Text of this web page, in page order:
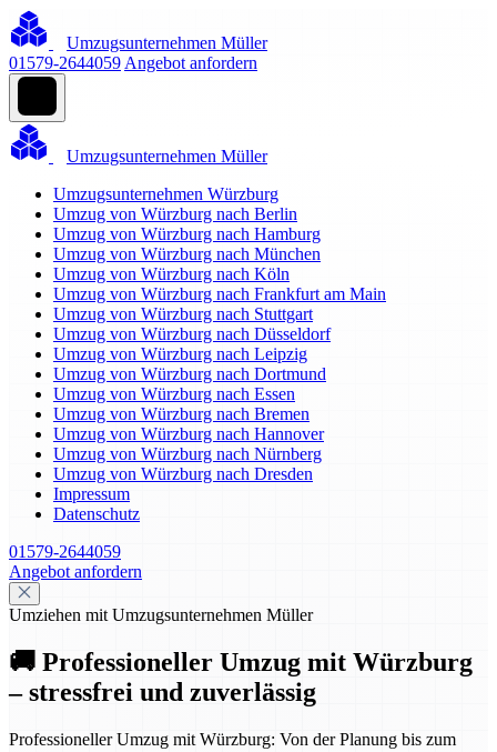
Umzugsunternehmen Müller
01579-2644059 Angebot anfordern
Umzugsunternehmen Müller
Umzugsunternehmen Würzburg
Umzug von Würzburg nach Berlin
Umzug von Würzburg nach Hamburg
Umzug von Würzburg nach München
Umzug von Würzburg nach Köln
Umzug von Würzburg nach Frankfurt am Main
Umzug von Würzburg nach Stuttgart
Umzug von Würzburg nach Düsseldorf
Umzug von Würzburg nach Leipzig
Umzug von Würzburg nach Dortmund
Umzug von Würzburg nach Essen
Umzug von Würzburg nach Bremen
Umzug von Würzburg nach Hannover
Umzug von Würzburg nach Nürnberg
Umzug von Würzburg nach Dresden
Impressum
Datenschutz
01579-2644059
Angebot anfordern
Umziehen mit Umzugsunternehmen Müller
🚚 Professioneller Umzug mit Würzburg
– stressfrei und zuverlässig
Professioneller Umzug mit Würzburg: Von der Planung bis zum